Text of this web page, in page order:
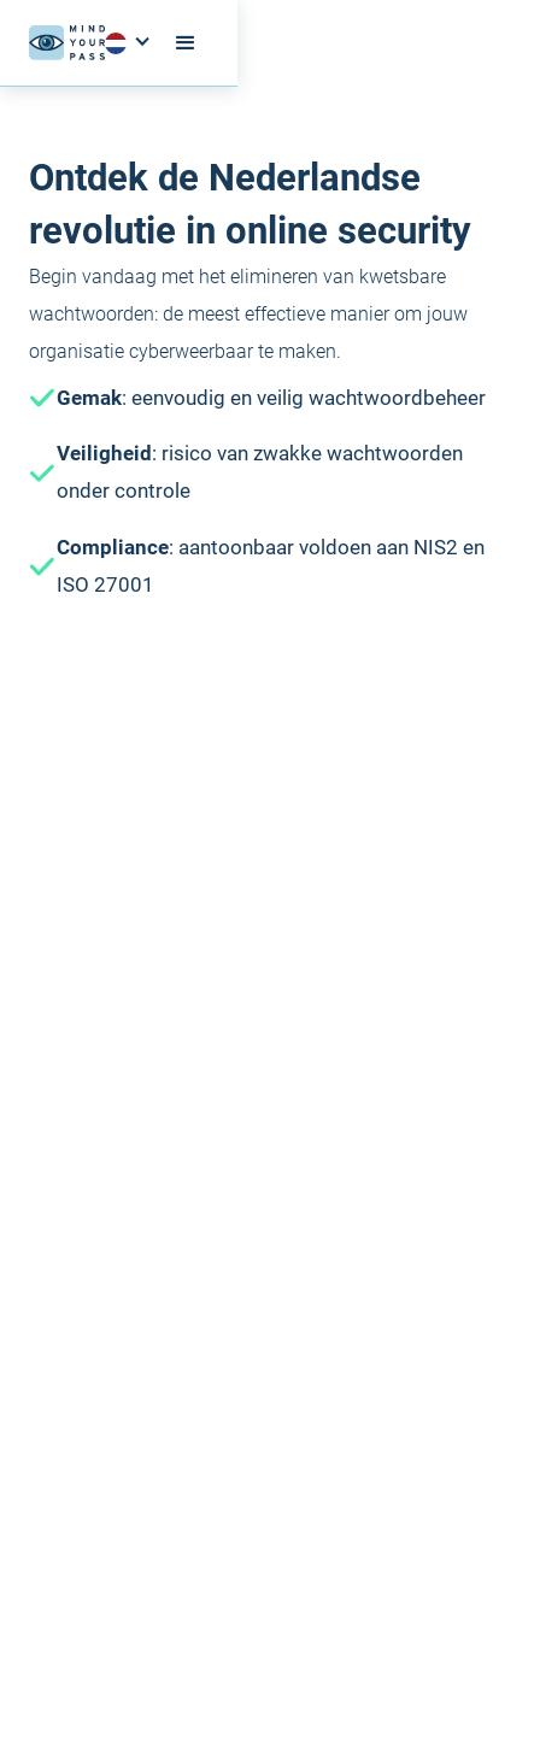
Ontdek de Nederlandse
revolutie in online security
Begin vandaag met het elimineren van kwetsbare
wachtwoorden: de meest effectieve manier om jouw
organisatie cyberweerbaar te maken.
Gemak: eenvoudig en veilig wachtwoordbeheer
Veiligheid : risico van zwakke wachtwoorden
onder controle
Compliance: aantoonbaar voldoen aan NIS2 en
ISO 27001